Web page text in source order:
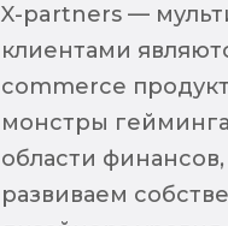
X-partners —
клиентами
commerce
монстры
области
развиваем